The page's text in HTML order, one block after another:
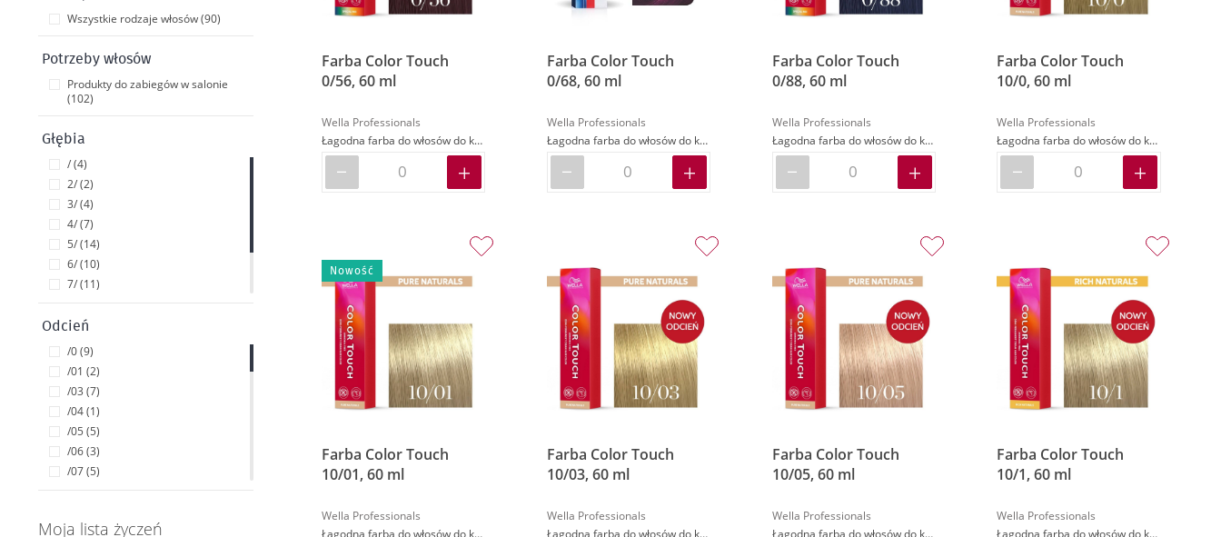
Farba Color Touch
0/56, 60 ml
Wella Professionals
Łagodna farba do włosów do koloryzacji demi-permanentnej
Farba Color Touch
0/68, 60 ml
Wella Professionals
Łagodna farba do włosów do koloryzacji demi-permanentnej
Farba Color Touch
0/88, 60 ml
Wella Professionals
Łagodna farba do włosów do koloryzacji demi-permanentnej
Farba Color Touch
10/0, 60 ml
Wella Professionals
Łagodna farba do włosów do koloryzacji demi-permanentnej
Nowość
Farba Color Touch
10/01, 60 ml
Wella Professionals
Łagodna farba do włosów do koloryzacji demi-permanentnej
Farba Color Touch
10/03, 60 ml
Wella Professionals
Łagodna farba do włosów do koloryzacji demi-permanentnej
Farba Color Touch
10/05, 60 ml
Wella Professionals
Łagodna farba do włosów do koloryzacji demi-permanentnej
Farba Color Touch
10/1, 60 ml
Wella Professionals
Łagodna farba do włosów do koloryzacji demi-permanentnej
Popielate (2)
Wszystkie rodzaje włosów (90)
Potrzeby włosów
Produkty do zabiegów w salonie
(102)
Głębia
/ (4)
2/ (2)
3/ (4)
4/ (7)
5/ (14)
6/ (10)
7/ (11)
9/ (6)
10/ (7)
Odcień
/0 (9)
/01 (2)
/03 (7)
/04 (1)
/05 (5)
/06 (3)
/07 (5)
/19 (2)
Moja lista życzeń